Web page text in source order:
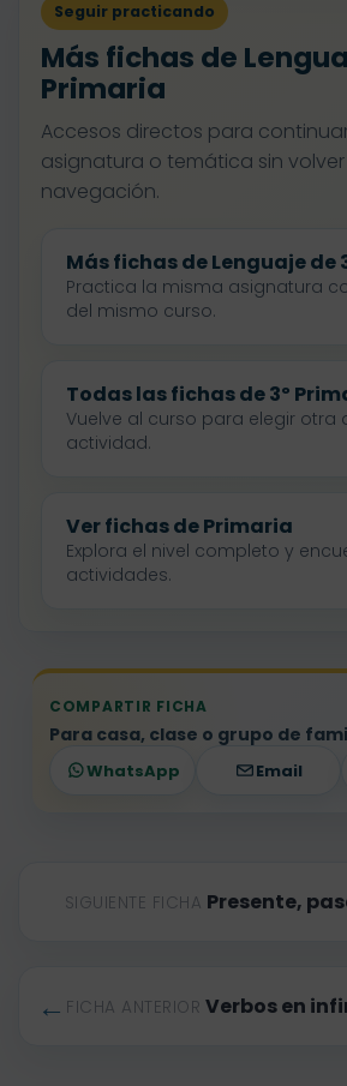
Seguir practicando
Más fichas de
Primaria
Accesos directos para
asignatura o temática sin
navegación.
Más fichas de Lenguaje de
Practica la misma asignatura
del mismo curso.
Todas las fichas de 3º
Vuelve al curso para elegir otra
actividad.
Ver fichas de Primaria
Explora el nivel completo y
actividades.
COMPARTIR FICHA
Para casa, clase o grupo de
WhatsApp Email
← FICHA ANTERIOR Verbos en
SIGUIENTE FICHA Presente,